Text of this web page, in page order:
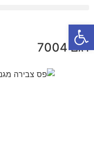
דגם 7004
פתח סרגל נגישות